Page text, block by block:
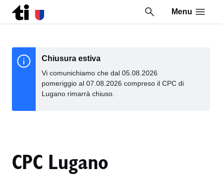
Menu
Chiusura estiva
Vi comunichiamo che dal 05.08.2026
pomeriggio al 07.08.2026 compreso il CPC di
Lugano rimarrà chiuso.
CPC Lugano